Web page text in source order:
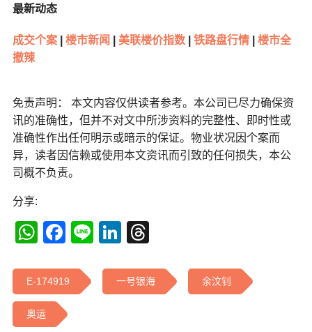
最新动态
成交个案| 楼市新闻 美联楼价指数| 铁路盘行情|
楼市全
撤辣
免责声明： 本文内容仅供读者参考。本公司已尽力确保资
讯的准确性，但并不对文中所涉资料的完整性、即时性或
准确性作出任何明示或暗示的保证。物业状况因个案而
异，读者因信赖或使用本文资讯而引致的任何损失，本公
司概不负责。
分享:
WhatsApp
Facebook
LineLinkedIn
E-174919 一号银海 余汶钊
奥运